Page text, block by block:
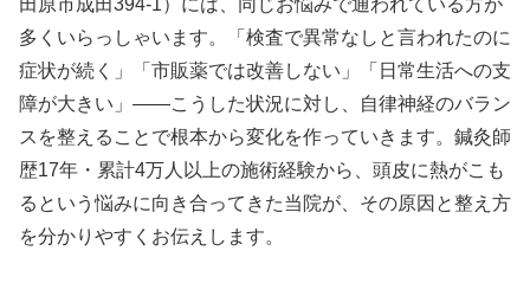
田原市成田394-1）には、同じお悩みで通われている方が
多くいらっしゃいます。「検査で異常なしと言われたのに
症状が続く」「市販薬では改善しない」「日常生活への支
障が大きい」——こうした状況に対し、自律神経のバラン
スを整えることで根本から変化を作っていきます。鍼灸師
歴17年・累計4万人以上の施術経験から、頭皮に熱がこも
るという悩みに向き合ってきた当院が、その原因と整え方
を分かりやすくお伝えします。